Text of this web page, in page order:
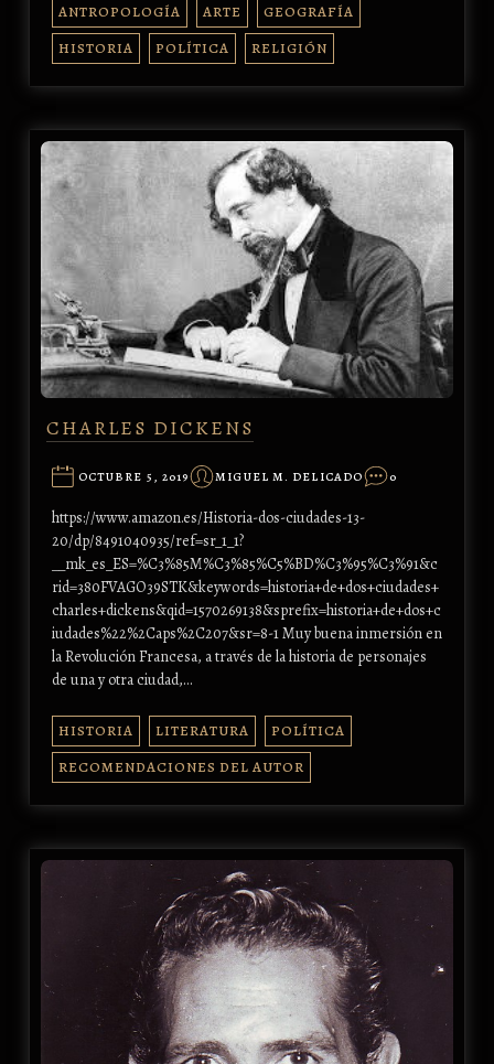
ANTROPOLOGÍA ARTE
GEOGRAFÍA
HISTORIA
POLÍTICA RELIGIÓN
CHARLES DICKENS
OCTUBRE 5, 2019 MIGUEL M. DELICADO 0
https://www.amazon.es/Historia-dos-ciudades-13-
20/dp/8491040935/ref=sr_1_1?
__mk_es_ES=%C3%85M%C3%85%C5%BD%C3%95%C3%91&c
rid=380FVAGO39STK&keywords=historia+de+dos+ciudades+
charles+dickens&qid=1570269138&sprefix=historia+de+dos+c
iudades%22%2Caps%2C207&sr=8-1 Muy buena inmersión en
la Revolución Francesa, a través de la historia de personajes
de una y otra ciudad,…
HISTORIA LITERATURA
POLÍTICA
RECOMENDACIONES DEL AUTOR